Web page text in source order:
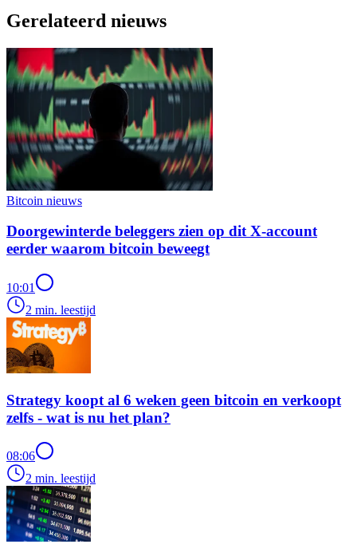
Gerelateerd nieuws
Bitcoin nieuws
Doorgewinterde beleggers zien op dit X-account
eerder waarom bitcoin beweegt
10:01
2 min. leestijd
Strategy koopt al 6 weken geen bitcoin en verkoopt
zelfs - wat is nu het plan?
08:06
2 min. leestijd